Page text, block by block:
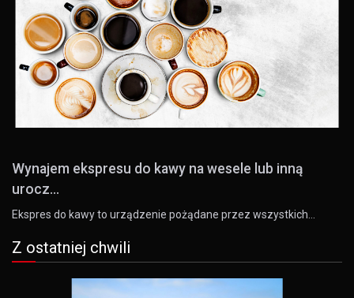
Wynajem ekspresu do kawy na wesele lub inną
urocz...
Ekspres do kawy to urządzenie pożądane przez wszystkich…
Z ostatniej chwili